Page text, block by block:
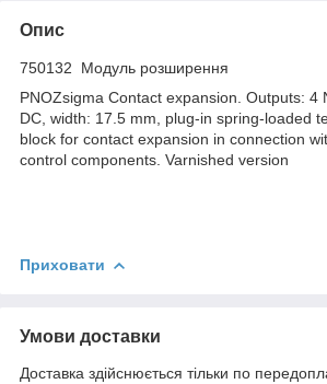
Опис
750132 Модуль розширення
PNOZsigma Contact expansion. Outputs: 4
DC, width: 17.5 mm, plug-in spring-loaded
block for contact expansion in connection
control components. Varnished version
Приховати
Умови доставки
Доставка здійснюється тільки по